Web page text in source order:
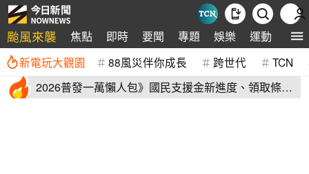
颱風來襲 焦點 即時 要聞 專題 娛樂 運動 全球
新電玩大觀園 88風災伴你成長 跨世代 TCN
2026普發一萬懶人包》國民支援金新進度、領取條